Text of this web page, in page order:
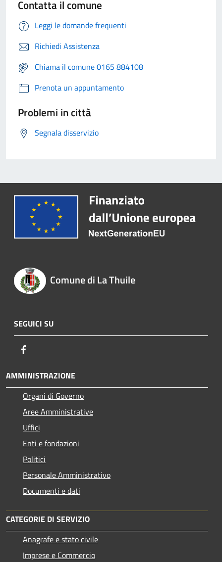
Contatta il comune
Leggi le domande frequenti
Richiedi Assistenza
Chiama il comune 0165 884108
Prenota un appuntamento
Problemi in città
Segnala disservizio
Comune di La Thuile
SEGUICI SU
AMMINISTRAZIONE
Organi di Governo
Aree Amministrative
Uffici
Enti e fondazioni
Politici
Personale Amministrativo
Documenti e dati
CATEGORIE DI SERVIZIO
Anagrafe e stato civile
Imprese e Commercio